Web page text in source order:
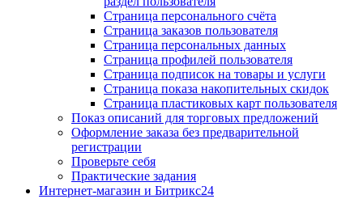
Страница персонального счёта
Страница заказов пользователя
Страница персональных данных
Страница профилей пользователя
Страница подписок на товары и услуги
Страница показа накопительных скидок
Страница пластиковых карт пользователя
Показ описаний для торговых предложений
Оформление заказа без предварительной
регистрации
Проверьте себя
Практические задания
Интернет-магазин и Битрикс24